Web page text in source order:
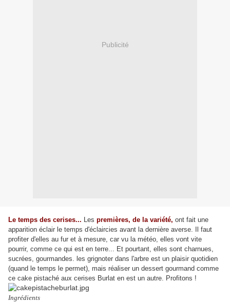
Publicité
Le temps des cerises... Les premières, de la variété, ont fait une
apparition éclair le temps d'éclaircies avant la dernière averse. Il faut
profiter d'elles au fur et à mesure, car vu la météo, elles vont vite
pourrir, comme ce qui est en terre... Et pourtant, elles sont charnues,
sucrées, gourmandes. les grignoter dans l'arbre est un plaisir quotidien
(quand le temps le permet), mais réaliser un dessert gourmand comme
ce cake pistaché aux cerises Burlat en est un autre. Profitons !
Ingrédients